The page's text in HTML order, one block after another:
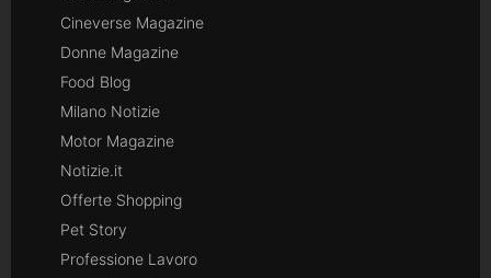
Cineverse Magazine
Donne Magazine
Food Blog
Milano Notizie
Motor Magazine
Notizie.it
Offerte Shopping
Pet Story
Professione Lavoro